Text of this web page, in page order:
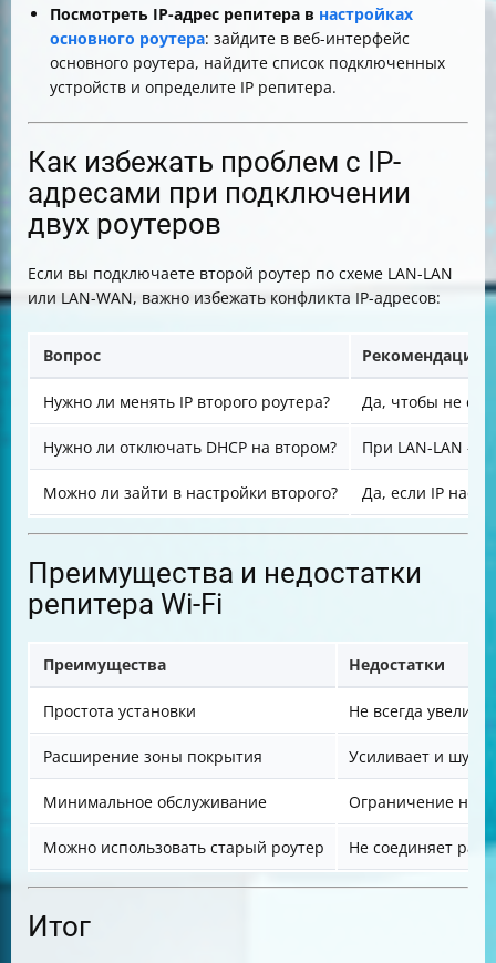
Посмотреть IP-адрес репитера в настройках
основного роутера: зайдите в веб-интерфейс
основного роутера, найдите список подключенных
устройств и определите IP репитера.
Как избежать проблем с IP-
адресами при подключении
двух роутеров
Если вы подключаете второй роутер по схеме LAN-LAN
или LAN-WAN, важно избежать конфликта IP-адресов:
Вопрос Рекомендация
Нужно ли менять IP второго роутера? Да, чтобы не
Нужно ли отключать DHCP на втором? При LAN-LAN —
Можно ли зайти в настройки второго? Да, если IP
Преимущества и недостатки
репитера Wi-Fi
Преимущества Недостатки
Простота установки Не всегда
Расширение зоны покрытия Усиливает и шум,
Минимальное обслуживание Ограничение на
Можно использовать старый роутер Не соединяет
Итог